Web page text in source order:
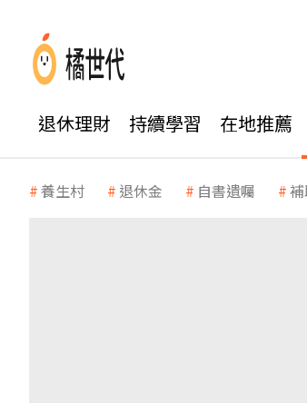
退休理財 持續學習 在地推薦
養生村 退休金 自書遺囑